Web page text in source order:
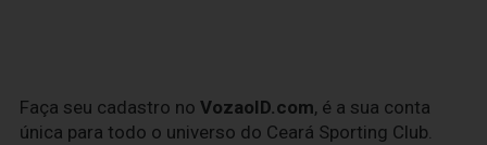
Faça seu cadastro no VozaoID.com, é a sua conta
única para todo o universo do Ceará Sporting Club.